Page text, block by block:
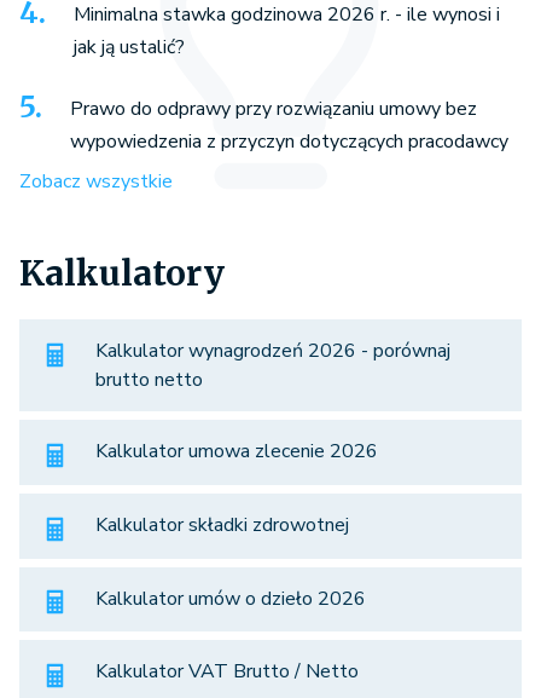
Minimalna stawka godzinowa 2026 r. - ile wynosi i
jak ją ustalić?
Prawo do odprawy przy rozwiązaniu umowy bez
wypowiedzenia z przyczyn dotyczących pracodawcy
Zobacz wszystkie
Kalkulatory
Kalkulator wynagrodzeń 2026 - porównaj
brutto netto
Kalkulator umowa zlecenie 2026
Kalkulator składki zdrowotnej
Kalkulator umów o dzieło 2026
Kalkulator VAT Brutto / Netto